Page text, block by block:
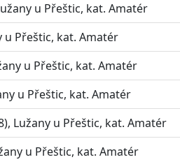
u Přeštic, kat. Amatér
u Přeštic, kat. Amatér
u Přeštic, kat. Amatér
u Přeštic, kat. Amatér
Lužany u Přeštic, kat. Amatér
u Přeštic, kat. Amatér